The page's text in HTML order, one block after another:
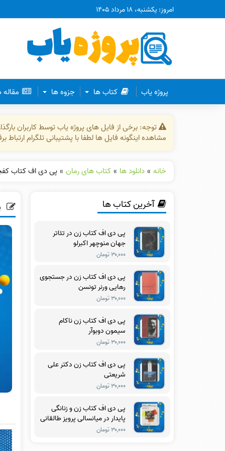
امروز: یکشنبه، ۱۸ مرداد ۱۴۰۵
پروژه یاب کتاب ها جزوه ها
توجه: برخی از فایل های پروژه یاب توسط کاربران
مشاهده اینگونه فایل ها لطفا با پشتیبانی تلگرام
خانه » دانلود ها » کتاب های رمان » پی دی اف کتاب
آخرین کتاب ها
پی دی اف کتاب زن در تئاتر
جهان منوچهر اکبرلو
۳۰,۰۰۰ تومان
پی دی اف کتاب زن در جستجوی
رهایی ورنر تونسن
۳۰,۰۰۰ تومان
پی دی اف کتاب زن ناکام
سیمون دوبوآر
۳۰,۰۰۰ تومان
پی دی اف کتاب زن دکتر علی
شریعتی
۳۰,۰۰۰ تومان
پی دی اف کتاب زن و زنانگی
پایدار در میانسالی پرویز طالقانی
۳۰,۰۰۰ تومان